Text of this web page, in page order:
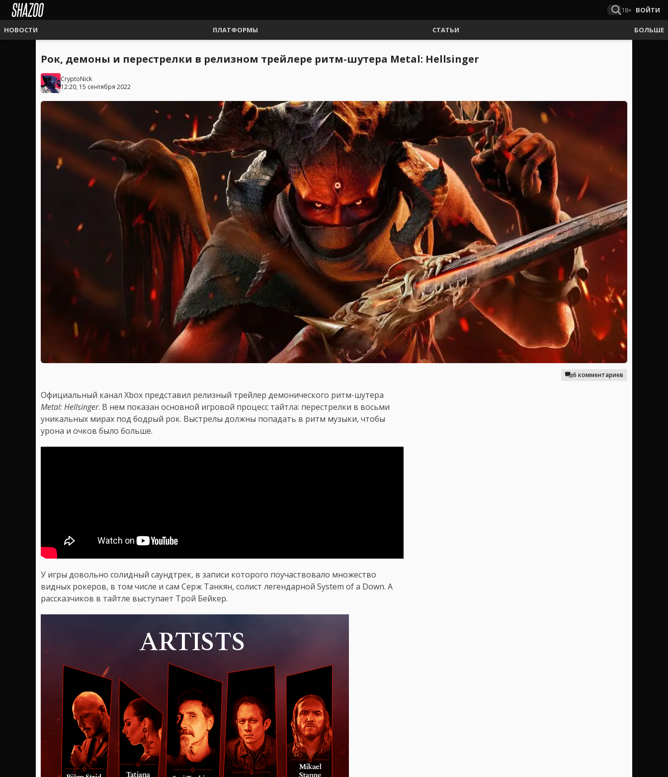
18+ ВОЙТИ
НОВОСТИ ПЛАТФОРМЫ СТАТЬИ БОЛЬШЕ
Рок, демоны и перестрелки в релизном трейлере ритм-шутера Metal: Hellsinger
CryptoNick
12:20, 15 сентября 2022
6 комментариев
Официальный канал Xbox представил релизный трейлер демонического ритм-шутера
Metal: Hellsinger. В нем показан основной игровой процесс тайтла: перестрелки в восьми
уникальных мирах под бодрый рок. Выстрелы должны попадать в ритм музыки, чтобы
урона и очков было больше.
У игры довольно солидный саундтрек, в записи которого поучаствовало множество
видных рокеров, в том числе и сам Серж Танкян, солист легендарной System of a Down. А
рассказчиков в тайтле выступает Трой Бейкер.